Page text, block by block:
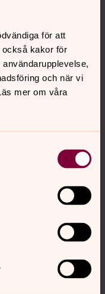
för att
också kakor för
och när vi
mer om våra
på den nya